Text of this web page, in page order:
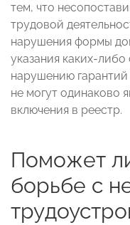
тем, что
трудовой
нарушения формы
указания каких-
нарушению гарантий
не могут одинаково
включения в реестр.
Поможет
борьбе с